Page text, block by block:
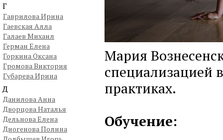
Г
Гаврилова Ирина
Гаевская Алла
Галаев Михаил
Герман Елена
Горкина Оксана
Громова Виктория
Губарева Ирина
Д
Данилова Анна
Дворцова Наталья
Дельнова Елена
Диогенова Полина
Мария
специализацией
практиках.
Обучение: